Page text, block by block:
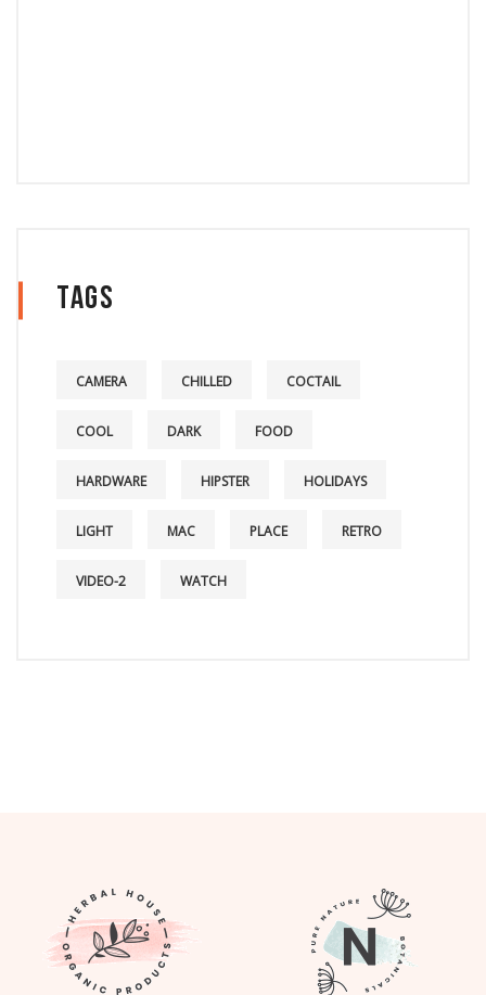
Tags
CAMERA CHILLED COCTAIL
COOL DARK FOOD
HARDWARE HIPSTER HOLIDAYS
LIGHT MAC PLACE RETRO
VIDEO-2 WATCH